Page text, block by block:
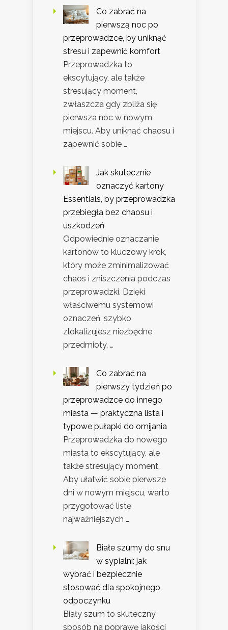
Co zabrać na
pierwszą noc po
przeprowadzce, by uniknąć
stresu i zapewnić komfort
Przeprowadzka to
ekscytujący, ale także
stresujący moment,
zwłaszcza gdy zbliża się
pierwsza noc w nowym
miejscu. Aby uniknąć chaosu i
zapewnić sobie …
Jak skutecznie
oznaczyć kartony
Essentials, by przeprowadzka
przebiegła bez chaosu i
uszkodzeń
Odpowiednie oznaczanie
kartonów to kluczowy krok,
który może zminimalizować
chaos i zniszczenia podczas
przeprowadzki. Dzięki
właściwemu systemowi
oznaczeń, szybko
zlokalizujesz niezbędne
przedmioty, …
Co zabrać na
pierwszy tydzień po
przeprowadzce do innego
miasta — praktyczna lista i
typowe pułapki do omijania
Przeprowadzka do nowego
miasta to ekscytujący, ale
także stresujący moment.
Aby ułatwić sobie pierwsze
dni w nowym miejscu, warto
przygotować listę
najważniejszych …
Białe szumy do snu
w sypialni: jak
wybrać i bezpiecznie
stosować dla spokojnego
odpoczynku
Biały szum to skuteczny
sposób na poprawę jakości